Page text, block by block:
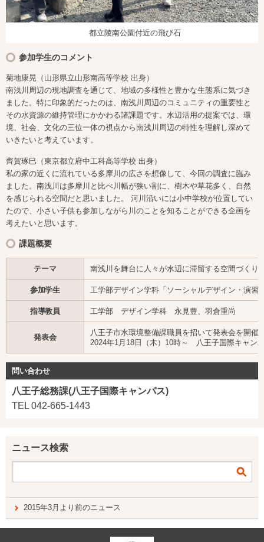
都立陵南公園付近の飛び石
参加学生のコメント
菊地康晃（山形県立山形南高等学校 出身）
南浅川周辺の現地調査を通じて、地域の多様性と豊かな生態系に気づき
ました。特に印象的だったのは、南浅川周辺のコミュニティの重要性と
その水資源の維持管理にかかわる諸課題です。水辺活用の提案では、環
境、社会、文化の三位一体の視点から南浅川周辺の特性を理解し深めて
いきたいと考えています。
齊賀琢巳（東京都立府中工科高等学校 出身）
私の家の近くに流れている多摩川の広さを想像して、今回の調査に臨み
ました。南浅川は多摩川と比べ川幅が狭い割に、樹木や草花多く、自然
を感じられる空間だと思いました。 河川沿いには小中学校が位置してい
たので、小さい子供も参加しながら川のことを知ることができる企画を
考えたいと思います。
課題概要
テーマ 南浅川を舞台に人々が水辺に滞留する空間づくり
参加学生 工学部デザイン学科「ソーシャルデザイン・演習
指導教員 工学部 デザイン学科 永見豊、羽倉重尚
発表会
八王子市水環境整備課職員を招いて発表会を開催
2024年1月18日（木）10時～ 八王子国際キャン
問い合わせ
八王子総務課(八王子国際キャンパス)
TEL 042-665-1443
ニュース検索
2015年3月より前のニュース